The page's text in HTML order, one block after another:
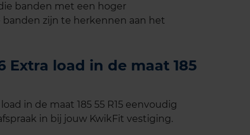
banden met een hoger
zijn te herkennen aan het
Extra load in de maat 185
in de maat 185 55 R15 eenvoudig
in bij jouw KwikFit vestiging.